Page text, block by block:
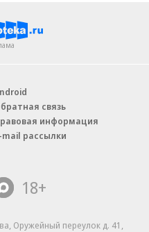
связь
информация
mail рассылки
18+
Оружейный переулок д. 41,